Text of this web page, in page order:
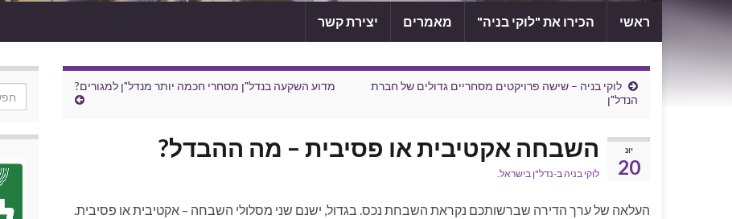
ראשי הכירו את "לוקי בניה" מאמרים יצירת קשר
לוקי בניה – שישה פרויקטים מסחריים גדולים של חברת
הנדל"ן
מדוע השקעה בנדל"ן מסחרי חכמה יותר מנדל"ן למגורים?
יונ
20
השבחה אקטיבית או פסיבית – מה ההבדל?
לוקי בניה ב-נדל"ן בישראל.
העלאה של ערך הדירה שברשותכם נקראת השבחת נכס. בגדול, ישנם שני מסלולי השבחה – אקטיבית או פסיבית.
for: